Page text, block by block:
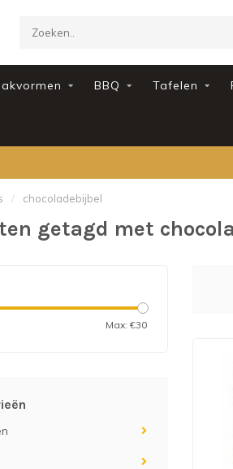
BBQ Tafelen
/ chocoladebijbel
getagd met
Max: €30